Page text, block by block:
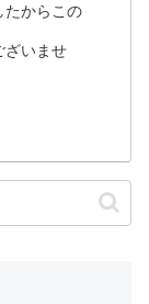
たからこの
ざいませ